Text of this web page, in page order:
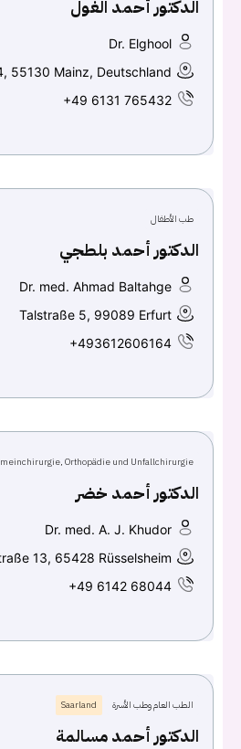
كلمه السرهل نسيت كلمة السر؟
have an account?
Facebook
Google
الدكتور أحمد الغول
Dr. Elghool
55130 Mainz, Deutschland
+49 6131 765432
طب الأطفال
الدكتور أحمد بلطجي
Dr. med. Ahmad Baltahge
Talstraße 5, 99089 Erfurt
+493612606164
Orthopädie und Unfallchirurgie
الدكتور أحمد خضر
Dr. med. A. J. Khudor
13, 65428 Rüsselsheim
+49 6142 68044
الطب العام وطب الأسرة Saarland
الدكتور أحمد مسالمة